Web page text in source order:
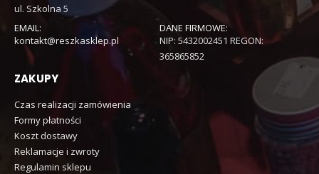
ul. Szkolna 5
EMAIL:
kontakt@reszkasklep.pl
DANE FIRMOWE:
NIP: 5432002451 REGON:
365865852
ZAKUPY
Czas realizacji zamówienia
Formy płatności
Koszt dostawy
Reklamacje i zwroty
Regulamin sklepu